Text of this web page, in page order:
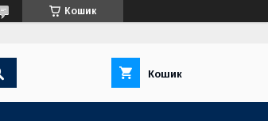
Кошик
Кошик